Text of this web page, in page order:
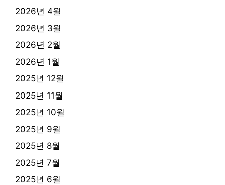
2026년 4월
2026년 3월
2026년 2월
2026년 1월
2025년 12월
2025년 11월
2025년 10월
2025년 9월
2025년 8월
2025년 7월
2025년 6월